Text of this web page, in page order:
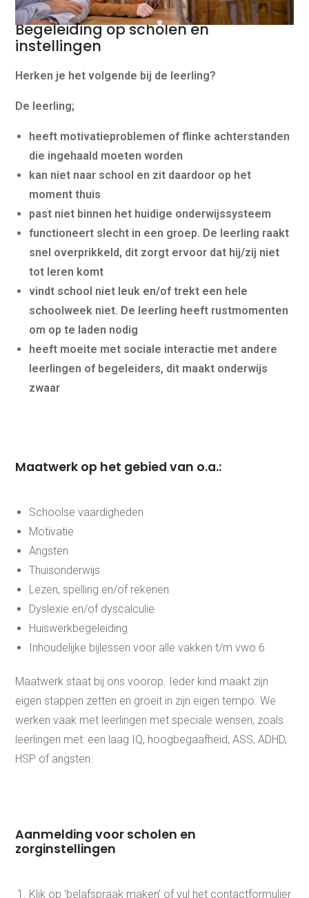
Basisschool
Rekenen
Begrijpend lezen
Toetstraining
Middelbare school
Huiswerkbegeleiding
Examentraining
Aardrijkskunde
Geschiedenis
Grieks
Nederlands
Begeleiding op scholen en
instellingen
Herken je het volgende bij de leerling?
De leerling;
heeft motivatieproblemen of flinke achterstanden
die ingehaald moeten worden
kan niet naar school en zit daardoor op het
moment thuis
past niet binnen het huidige onderwijssysteem
functioneert slecht in een groep. De leerling raakt
snel overprikkeld, dit zorgt ervoor dat hij/zij niet
tot leren komt
vindt school niet leuk en/of trekt een hele
schoolweek niet. De leerling heeft rustmomenten
om op te laden nodig
heeft moeite met sociale interactie met andere
leerlingen of begeleiders, dit maakt onderwijs
zwaar
Maatwerk op het gebied van o.a.:
Schoolse vaardigheden
Motivatie
Angsten
Thuisonderwijs
Lezen, spelling en/of rekenen
Dyslexie en/of dyscalculie
Huiswerkbegeleiding
Inhoudelijke bijlessen voor alle vakken t/m vwo 6
Maatwerk staat bij ons voorop. Ieder kind maakt zijn
eigen stappen zetten en groeit in zijn eigen tempo. We
werken vaak met leerlingen met speciale wensen, zoals
leerlingen met: een laag IQ, hoogbegaafheid, ASS, ADHD,
HSP of angsten.
Aanmelding voor scholen en
zorginstellingen
Klik op 'belafspraak maken' of vul het contactformulier